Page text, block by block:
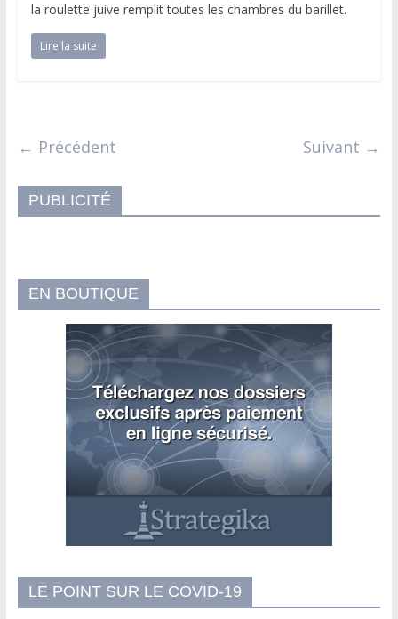
la roulette juive remplit toutes les chambres du barillet.
Lire la suite
← Précédent Suivant →
PUBLICITÉ
EN BOUTIQUE
LE POINT SUR LE COVID-19